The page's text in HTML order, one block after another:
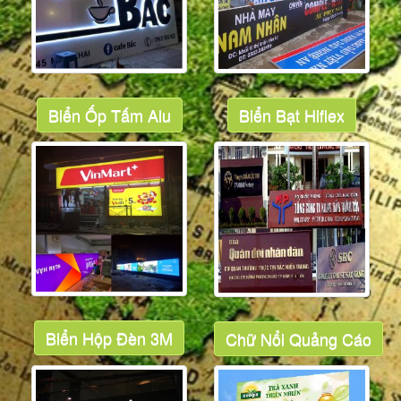
Biển Ốp Tấm Alu Biển Bạt Hiflex
Biển Hộp Đèn 3M Chữ Nổi Quảng Cáo